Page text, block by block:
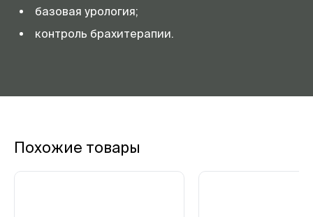
базовая урология;
контроль брахитерапии.
Похожие товары